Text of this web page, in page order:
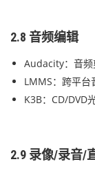
2.8 音频编辑
Audacity：音频
LMMS：跨平台
K3B：CD/DVD
2.9 录像/录音/